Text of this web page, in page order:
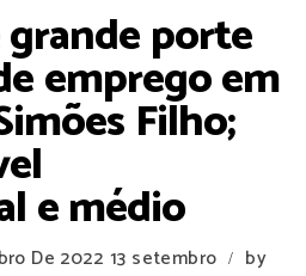
grande porte
emprego em
Filho;
e médio
De 2022 13 setembro /
by